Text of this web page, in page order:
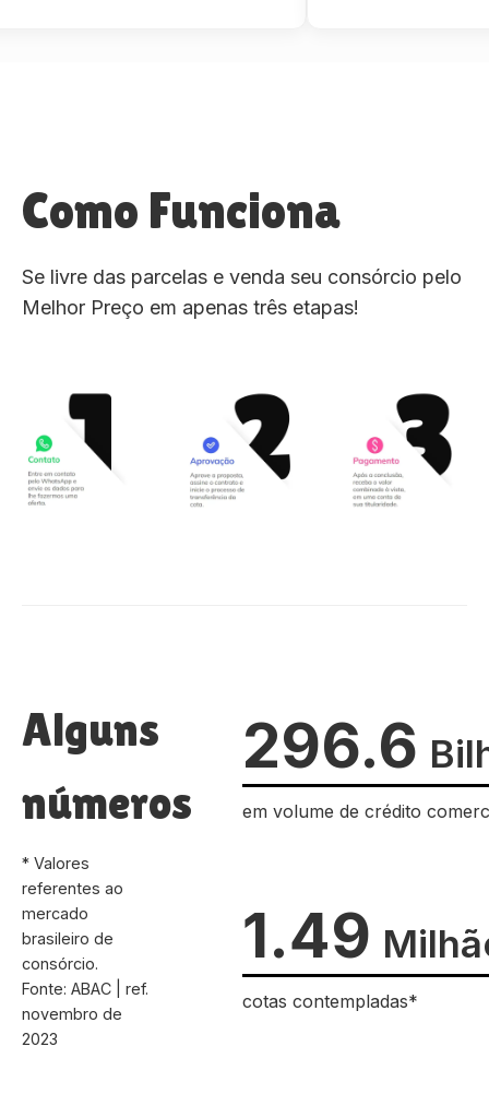
Como Funciona
Se livre das parcelas e venda seu consórcio pelo
Melhor Preço em apenas três etapas!
Alguns
números
* Valores
referentes ao
mercado
brasileiro de
consórcio.
Fonte: ABAC | ref.
novembro de
2023
296.6
em volume de crédito
1.49
cotas contempladas*